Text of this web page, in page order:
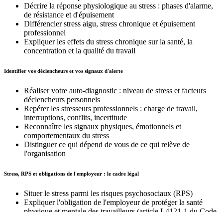
Décrire la réponse physiologique au stress : phases d'alarme,
de résistance et d'épuisement
Différencier stress aigu, stress chronique et épuisement
professionnel
Expliquer les effets du stress chronique sur la santé, la
concentration et la qualité du travail
Identifier vos déclencheurs et vos signaux d'alerte
Réaliser votre auto-diagnostic : niveau de stress et facteurs
déclencheurs personnels
Repérer les stresseurs professionnels : charge de travail,
interruptions, conflits, incertitude
Reconnaître les signaux physiques, émotionnels et
comportementaux du stress
Distinguer ce qui dépend de vous de ce qui relève de
l'organisation
Stress, RPS et obligations de l'employeur : le cadre légal
Situer le stress parmi les risques psychosociaux (RPS)
Expliquer l'obligation de l'employeur de protéger la santé